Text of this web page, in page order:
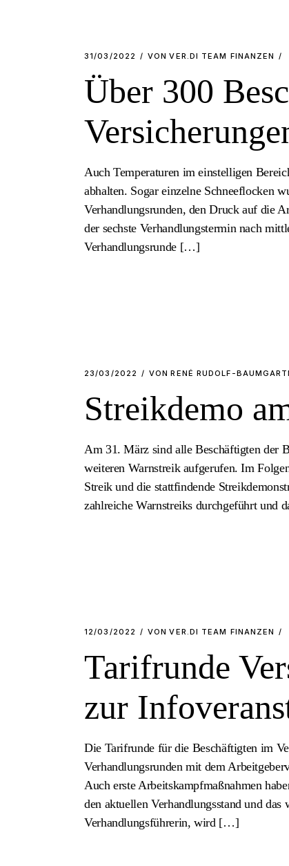
31/03/2022 VON VER.DI TEAM FINANZEN
Über 300
Auch Temperaturen im einstelligen
abhalten. Sogar einzelne Schneeflocken
Verhandlungsrunden, den Druck auf die
der sechste Verhandlungstermin nach
Verhandlungsrunde […]
23/03/2022 VON RENÉ RUDOLF-
Streikdemo
Am 31. März sind alle Beschäftigten der
weiteren Warnstreik aufgerufen. Im
Streik und die stattfindende
zahlreiche Warnstreiks durchgeführt
12/03/2022 VON VER.DI TEAM FINANZEN
Tarifrunde
zur
Die Tarifrunde für die Beschäftigten im
Verhandlungsrunden mit dem
Auch erste Arbeitskampfmaßnahmen
den aktuellen Verhandlungsstand und
Verhandlungsführerin, wird […]